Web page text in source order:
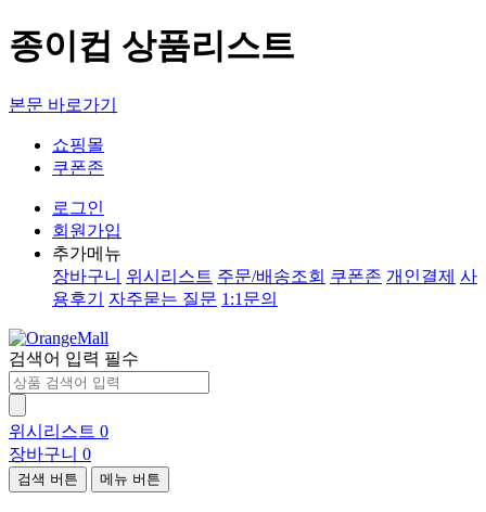
종이컵 상품리스트
본문 바로가기
쇼핑몰
쿠폰존
로그인
회원가입
추가메뉴
장바구니 위시리스트 주문/배송조회 쿠폰존 개인결제 사
용후기
자주묻는 질문 1:1문의
검색어 입력 필수
위시리스트 0
장바구니 0
검색 버튼 메뉴 버튼